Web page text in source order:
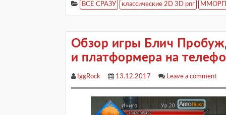
ВСЕ СРАЗУ классические 2D 3D рпг ММОРПГ
Обзор игры Блич
и платформера на
IggRock 13.12.2017 Leave a comment